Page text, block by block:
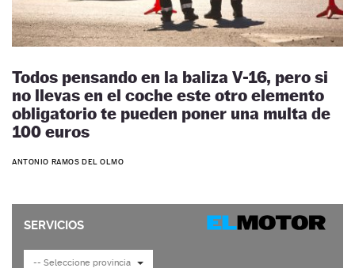
Todos pensando en la baliza V-16, pero si
no llevas en el coche este otro elemento
obligatorio te pueden poner una multa de
100 euros
ANTONIO RAMOS DEL OLMO